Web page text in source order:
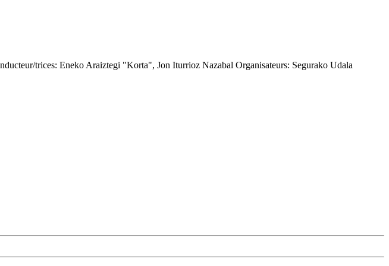
trices: Eneko Araiztegi "Korta", Jon Iturrioz Nazabal Organisateurs: Segurako Udala